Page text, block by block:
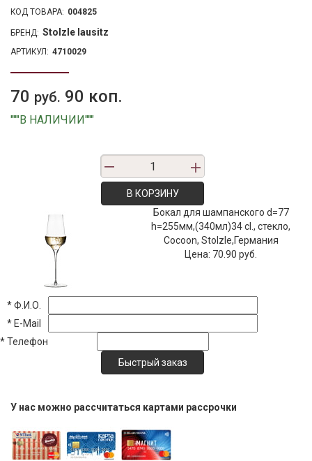
КОД ТОВАРА: 004825
БРЕНД: Stolzle lausitz
АРТИКУЛ: 4710029
70 руб. 90 коп.
"""В НАЛИЧИИ"""
В КОРЗИНУ
Бокал для шампанского d=77
h=255мм,(340мл)34 cl., стекло,
Cocoon, Stolzle,Германия
Цена: 70.90 руб.
*Ф.И.О.
*E-Mail
*Телефон
У нас можно рассчитаться картами рассрочки